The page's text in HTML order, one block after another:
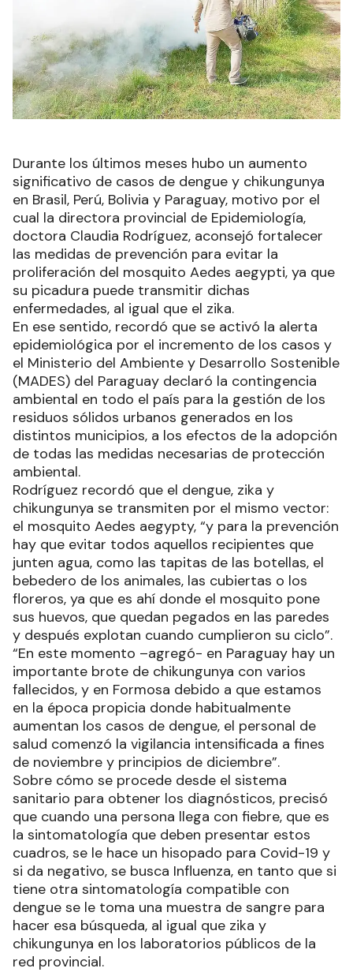
Durante los últimos meses hubo un aumento
significativo de casos de dengue y chikungunya
en Brasil, Perú, Bolivia y Paraguay, motivo por el
cual la directora provincial de Epidemiología,
doctora Claudia Rodríguez, aconsejó fortalecer
las medidas de prevención para evitar la
proliferación del mosquito Aedes aegypti, ya que
su picadura puede transmitir dichas
enfermedades, al igual que el zika.
En ese sentido, recordó que se activó la alerta
epidemiológica por el incremento de los casos y
el Ministerio del Ambiente y Desarrollo Sostenible
(MADES) del Paraguay declaró la contingencia
ambiental en todo el país para la gestión de los
residuos sólidos urbanos generados en los
distintos municipios, a los efectos de la adopción
de todas las medidas necesarias de protección
ambiental.
Rodríguez recordó que el dengue, zika y
chikungunya se transmiten por el mismo vector:
el mosquito Aedes aegypty, “y para la prevención
hay que evitar todos aquellos recipientes que
junten agua, como las tapitas de las botellas, el
bebedero de los animales, las cubiertas o los
floreros, ya que es ahí donde el mosquito pone
sus huevos, que quedan pegados en las paredes
y después explotan cuando cumplieron su ciclo”.
“En este momento –agregó- en Paraguay hay un
importante brote de chikungunya con varios
fallecidos, y en Formosa debido a que estamos
en la época propicia donde habitualmente
aumentan los casos de dengue, el personal de
salud comenzó la vigilancia intensificada a fines
de noviembre y principios de diciembre”.
Sobre cómo se procede desde el sistema
sanitario para obtener los diagnósticos, precisó
que cuando una persona llega con fiebre, que es
la sintomatología que deben presentar estos
cuadros, se le hace un hisopado para Covid-19 y
si da negativo, se busca Influenza, en tanto que si
tiene otra sintomatología compatible con
dengue se le toma una muestra de sangre para
hacer esa búsqueda, al igual que zika y
chikungunya en los laboratorios públicos de la
red provincial.